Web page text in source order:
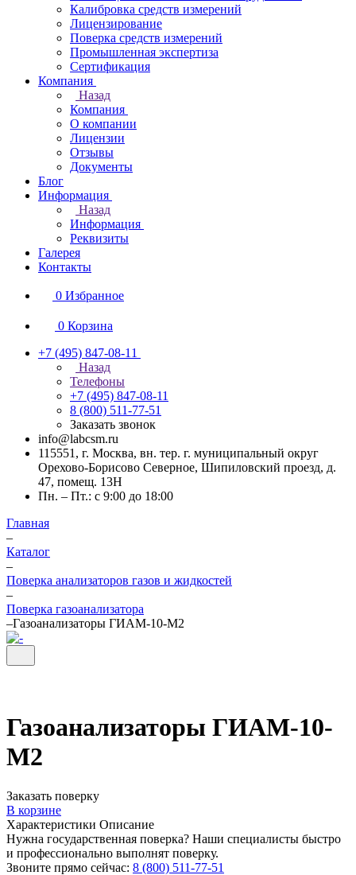
Калибровка средств измерений
Лицензирование
Поверка средств измерений
Промышленная экспертиза
Сертификация
Компания
Назад
Компания
О компании
Лицензии
Отзывы
Документы
Блог
Информация
Назад
Информация
Реквизиты
Галерея
Контакты
0 Избранное
0 Корзина
+7 (495) 847-08-11
Назад
Телефоны
+7 (495) 847-08-11
8 (800) 511-77-51
Заказать звонок
info@labcsm.ru
115551, г. Москва, вн. тер. г. муниципальный округ
Орехово-Борисово Северное, Шипиловский проезд, д.
47, помещ. 13Н
Пн. – Пт.: с 9:00 до 18:00
Главная
–
Каталог
–
Поверка анализаторов газов и жидкостей
–
Поверка газоанализатора
–Газоанализаторы ГИАМ-10-М2
Газоанализаторы ГИАМ-10-
М2
Заказать поверку
В корзине
Характеристики Описание
Нужна государственная поверка? Наши специалисты быстро
и профессионально выполнят поверку.
Звоните прямо сейчас: 8 (800) 511-77-51